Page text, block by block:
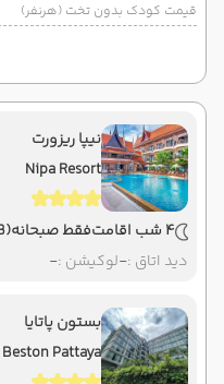
قیمت کودک بدون تخت (هرنفر)
نیپا ریزورت
Nipa Resort
4 شب اقامت فقط صبحانه(BB)
دید اتاق :-لوکیشن :-
بستون پاتایا
Beston Pattaya